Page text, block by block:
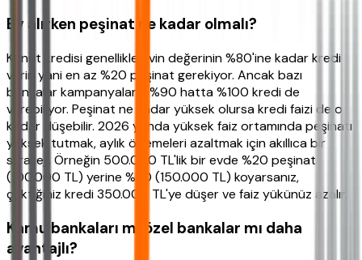
Ev alırken peşinat ne kadar olmalı?
Konut kredisi genellikle evin değerinin %80'ine kadar kredi
verir, yani en az %20 peşinat gerekiyor. Ancak bazı
bankalar kampanyalarla %90 hatta %100 kredi de
verebiliyor. Peşinat ne kadar yüksek olursa kredi faizi de o
kadar düşebilir. 2026 yılında yüksek faiz ortamında peşinatı
yüksek tutmak, aylık ödemeleri azaltmak için akıllıca bir
strateji. Örneğin 500.000 TL'lik bir evde %20 peşinat
(100.000 TL) yerine %30 (150.000 TL) koyarsanız,
çektiğiniz kredi 350.000 TL'ye düşer ve faiz yükünüz azalır.
Kamu bankaları mı özel bankalar mı daha
avantajlı?